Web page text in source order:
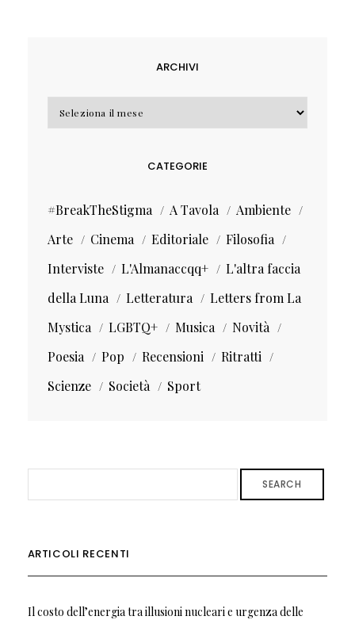
ARCHIVI
CATEGORIE
#BreakTheStigma A Tavola
Ambiente
Arte
Cinema Editoriale
Filosofia
Interviste
L'Almanaccqq+
L'altra faccia
della Luna
Letteratura
Letters from La
Mystica
LGBTQ+ Musica
Novità
Poesia
Pop Recensioni
Ritratti
Scienze
Società Sport
SEARCH
ARTICOLI RECENTI
Il costo dell’energia tra illusioni nucleari e urgenza delle